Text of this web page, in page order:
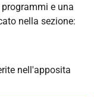
e una
nella sezione:
nell'apposita